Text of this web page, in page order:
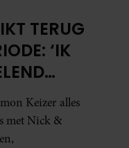
TERUG
‘IK
Keizer alles
met Nick &